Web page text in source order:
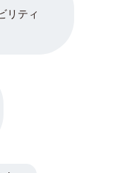
リティ